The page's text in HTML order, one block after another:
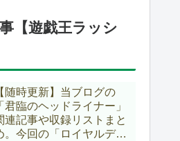
ージした『リビングデッド
呼び声』関連に注目が集
【遊戯王ラッシ
【随時更新】当ブログの
「君臨のヘッドライナー」
連記事や収録リストまと
。今回の「ロイヤルデモ